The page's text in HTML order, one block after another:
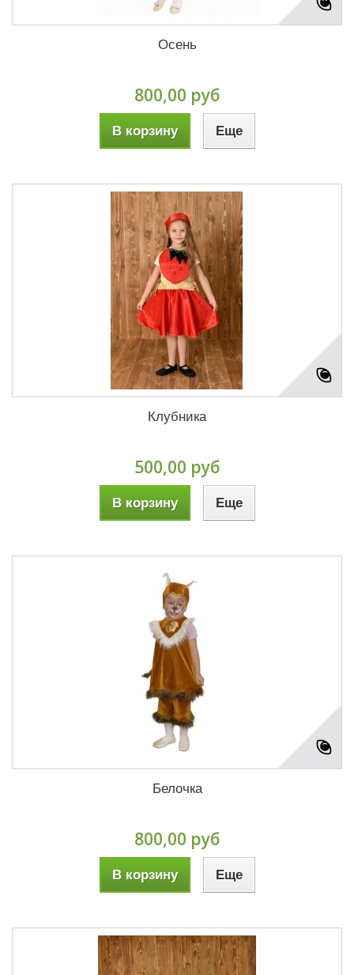
Осень
800,00 руб
В корзину Еще
Клубника
500,00 руб
В корзину Еще
Белочка
800,00 руб
В корзину Еще